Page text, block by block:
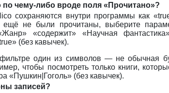
чему-либо вроде поля «Прочитано»?
сохраняются внутри программы как
ещё не были прочитаны, выберите
«содержит» «Научная
(без кавычек).
один из символов — не обычная
чтобы посмотреть только книги,
«Пушкин|Гоголь» (без кавычек).
записей?